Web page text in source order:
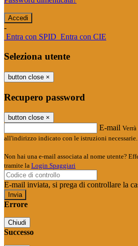
-
Entra con SPID Entra con CIE
Seleziona utente
button close ×
Recupero password
button close ×
E-mail
all'indirizzo indicato con le istruzioni necessarie.
Non hai una e-mail associata al nome utente?
tramite la Login Spaggiari
E-mail inviata, si prega di controllare la
Errore
Chiudi
Successo